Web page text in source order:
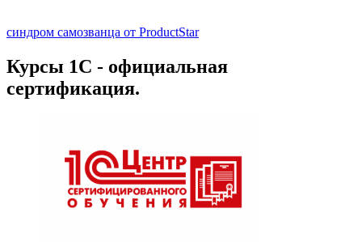
синдром самозванца от ProductStar
Курсы 1С - официальная
сертификация.